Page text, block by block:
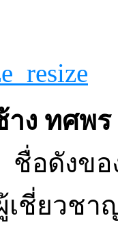
ทศพร
อดังขอ
ชี่ยวชา